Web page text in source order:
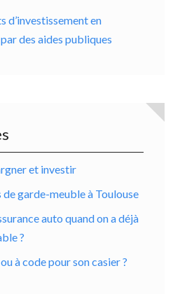
d’investissement en
des aides publiques
et investir
garde-meuble à Toulouse
auto quand on a déjà
?
à code pour son casier ?